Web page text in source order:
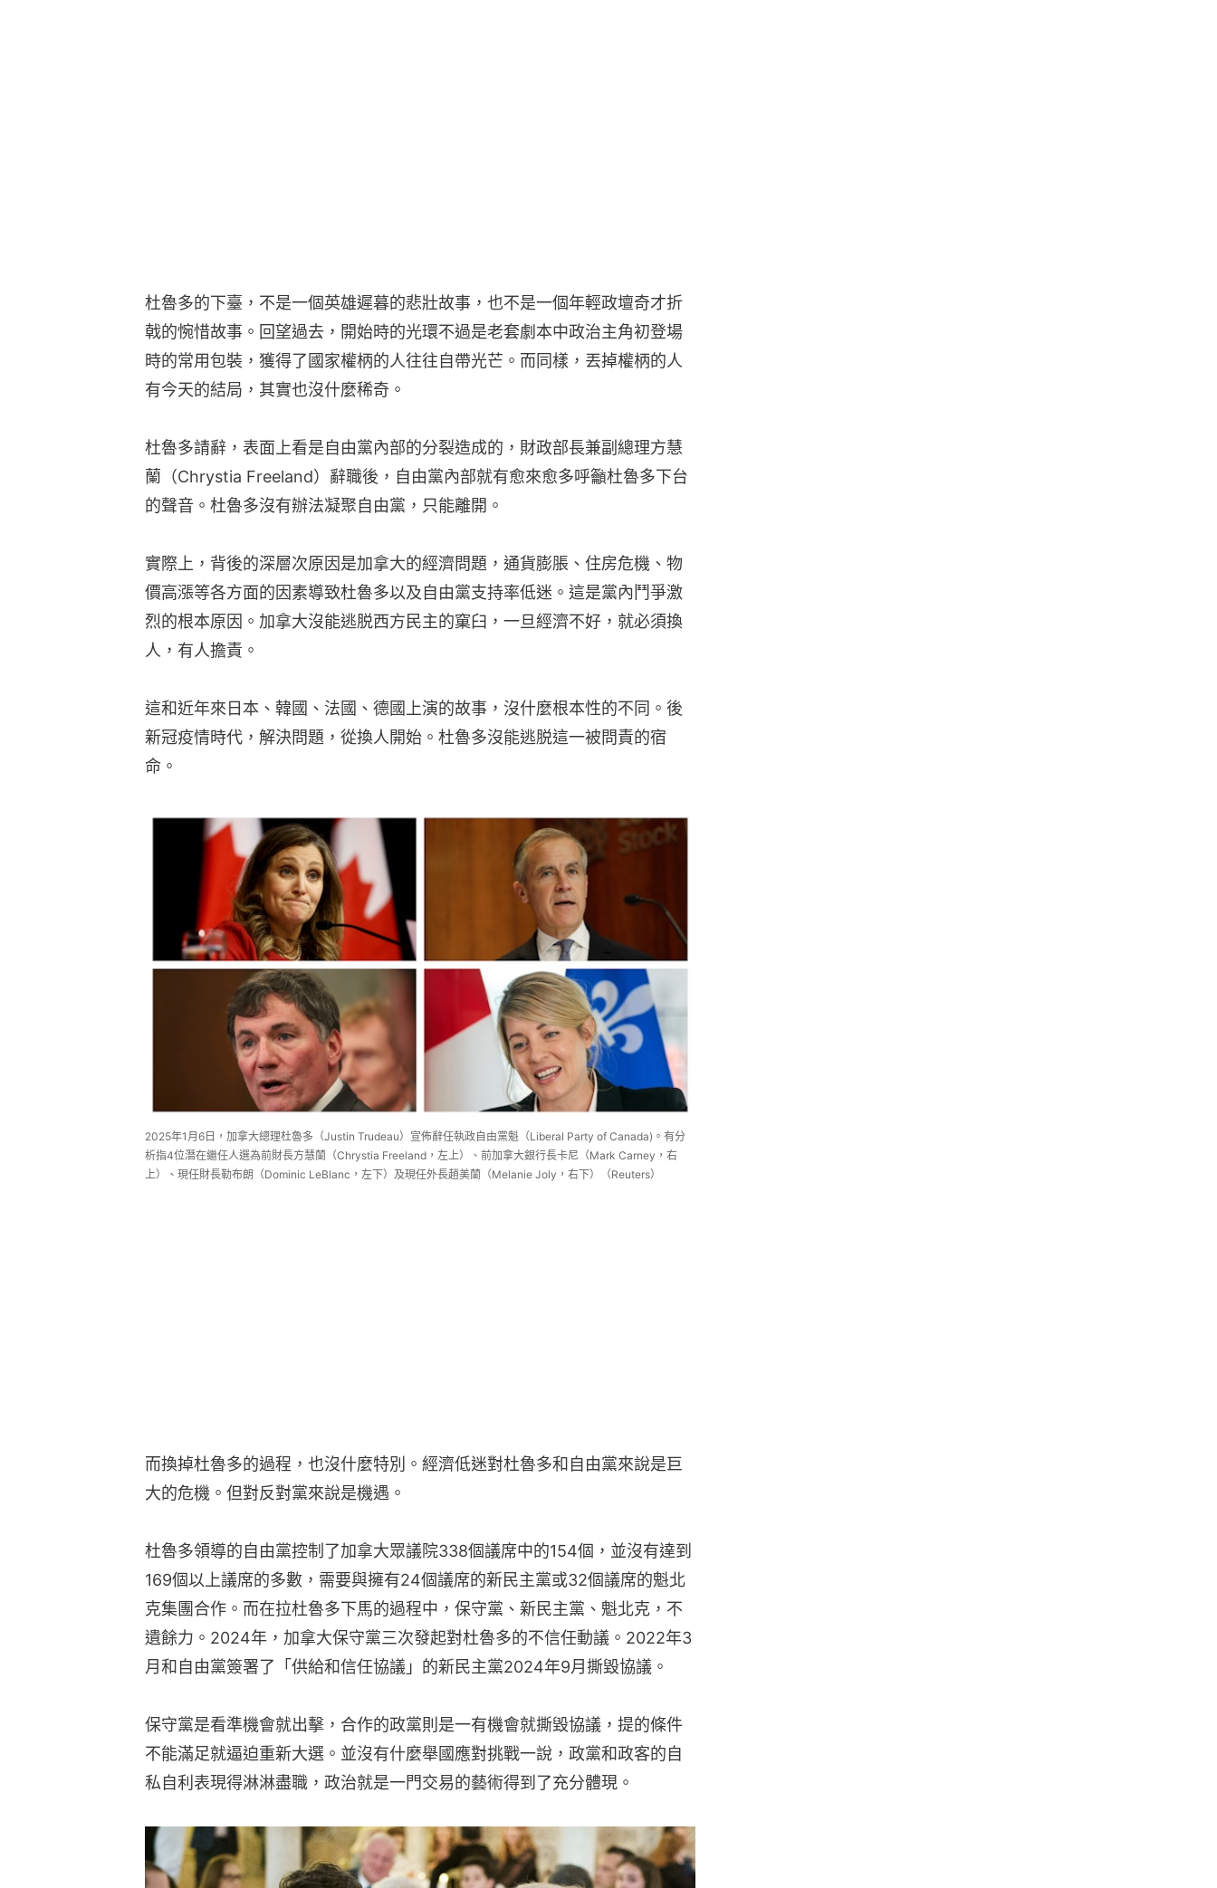
杜魯多的下臺，不是一個英雄遲暮的悲壯故事，也不是一個年輕政壇奇才折
戟的惋惜故事。回望過去，開始時的光環不過是老套劇本中政治主角初登場
時的常用包裝，獲得了國家權柄的人往往自帶光芒。而同樣，丟掉權柄的人
有今天的結局，其實也沒什麼稀奇。
杜魯多請辭，表面上看是自由黨內部的分裂造成的，財政部長兼副總理方慧
蘭（Chrystia Freeland）辭職後，自由黨內部就有愈來愈多呼籲杜魯多下台
的聲音。杜魯多沒有辦法凝聚自由黨，只能離開。
實際上，背後的深層次原因是加拿大的經濟問題，通貨膨脹、住房危機、物
價高漲等各方面的因素導致杜魯多以及自由黨支持率低迷。這是黨內鬥爭激
烈的根本原因。加拿大沒能逃脱西方民主的窠臼，一旦經濟不好，就必須換
人，有人擔責。
這和近年來日本、韓國、法國、德國上演的故事，沒什麼根本性的不同。後
新冠疫情時代，解決問題，從換人開始。杜魯多沒能逃脱這一被問責的宿
命。
2025年1月6日，加拿大總理杜魯多（Justin Trudeau）宣佈辭任執政自由黨魁（Liberal Party of Canada)。有分
析指4位潛在繼任人選為前財長方慧蘭（Chrystia Freeland，左上）、前加拿大銀行長卡尼（Mark Carney，右
上）、現任財長勒布朗（Dominic LeBlanc，左下）及現任外長趙美蘭（Melanie Joly，右下）（Reuters）
而換掉杜魯多的過程，也沒什麼特別。經濟低迷對杜魯多和自由黨來說是巨
大的危機。但對反對黨來說是機遇。
杜魯多領導的自由黨控制了加拿大眾議院338個議席中的154個，並沒有達到
169個以上議席的多數，需要與擁有24個議席的新民主黨或32個議席的魁北
克集團合作。而在拉杜魯多下馬的過程中，保守黨、新民主黨、魁北克，不
遺餘力。2024年，加拿大保守黨三次發起對杜魯多的不信任動議。2022年3
月和自由黨簽署了「供給和信任協議」的新民主黨2024年9月撕毀協議。
保守黨是看準機會就出擊，合作的政黨則是一有機會就撕毀協議，提的條件
不能滿足就逼迫重新大選。並沒有什麼舉國應對挑戰一說，政黨和政客的自
私自利表現得淋淋盡職，政治就是一門交易的藝術得到了充分體現。